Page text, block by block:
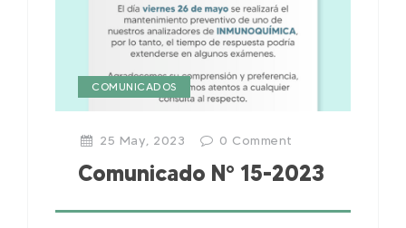
COMUNICADOS
25 May, 2023 0 Comment
Comunicado N° 15-2023